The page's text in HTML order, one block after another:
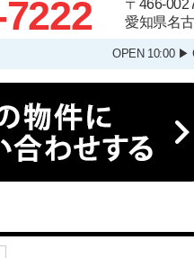
〒466-
愛知県名
OPEN 10:00 ▶